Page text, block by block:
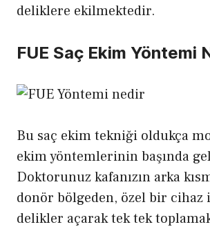
deliklere ekilmektedir.
FUE Saç Ekim Yöntemi
Bu saç ekim tekniği oldukça
ekim yöntemlerinin başında
Doktorunuz kafanızın arka
donör bölgeden, özel bir
delikler açarak tek tek